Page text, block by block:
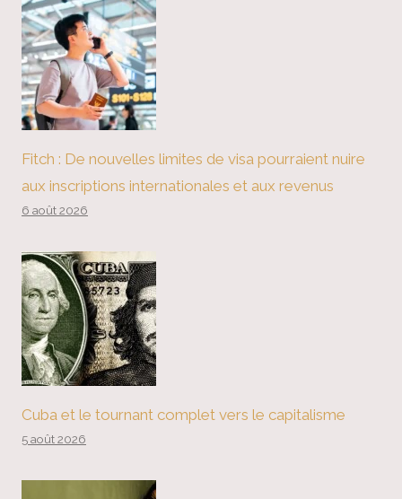
Fitch : De nouvelles limites de visa pourraient nuire
aux inscriptions internationales et aux revenus
6 août 2026
Cuba et le tournant complet vers le capitalisme
5 août 2026